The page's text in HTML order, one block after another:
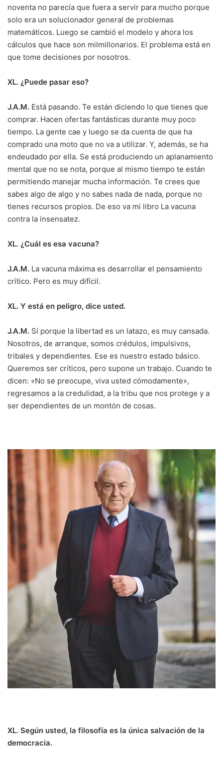
noventa no parecía que fuera a servir para mucho porque
solo era un solucionador general de problemas
matemáticos. Luego se cambió el modelo y ahora los
cálculos que hace son milmillonarios. El problema está en
que tome decisiones por nosotros.
XL. ¿Puede pasar eso?
J.A.M. Está pasando. Te están diciendo lo que tienes que
comprar. Hacen ofertas fantásticas durante muy poco
tiempo. La gente cae y luego se da cuenta de que ha
comprado una moto que no va a utilizar. Y, además, se ha
endeudado por ella. Se está produciendo un aplanamiento
mental que no se nota, porque al mismo tiempo te están
permitiendo manejar mucha información. Te crees que
sabes algo de algo y no sabes nada de nada, porque no
tienes recursos propios. De eso va mi libro La vacuna
contra la insensatez.
XL. ¿Cuál es esa vacuna?
J.A.M. La vacuna máxima es desarrollar el pensamiento
crítico. Pero es muy difícil.
XL. Y está en peligro, dice usted.
J.A.M. Sí porque la libertad es un latazo, es muy cansada.
Nosotros, de arranque, somos crédulos, impulsivos,
tribales y dependientes. Ese es nuestro estado básico.
Queremos ser críticos, pero supone un trabajo. Cuando te
dicen: «No se preocupe, viva usted cómodamente»,
regresamos a la credulidad, a la tribu que nos protege y a
ser dependientes de un montón de cosas.
XL. Según usted, la filosofía es la única salvación de la
democracia.